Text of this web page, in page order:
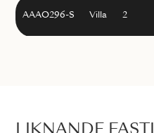
AAAO296-S Villa 2